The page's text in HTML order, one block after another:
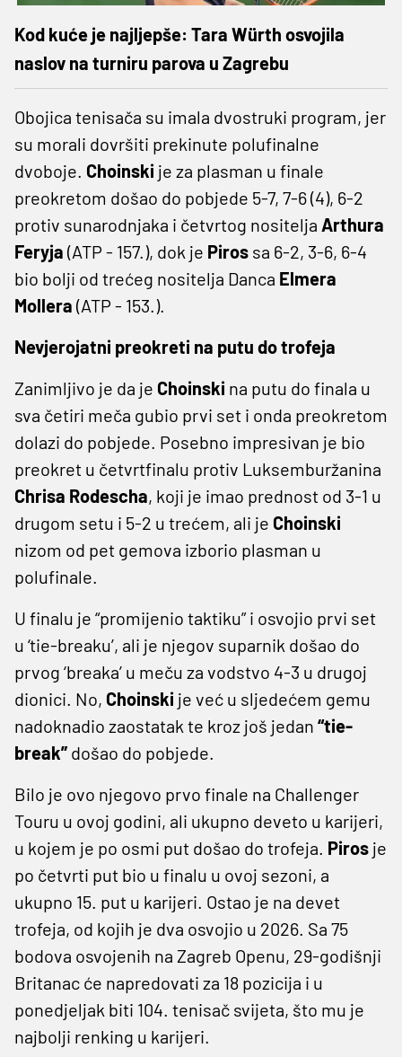
Kod kuće je najljepše: Tara Würth osvojila
naslov na turniru parova u Zagrebu
Obojica tenisača su imala dvostruki program, jer
su morali dovršiti prekinute polufinalne
dvoboje. Choinski je za plasman u finale
preokretom došao do pobjede 5-7, 7-6 (4), 6-2
protiv sunarodnjaka i četvrtog nositelja Arthura
Feryja (ATP - 157.), dok je Piros sa 6-2, 3-6, 6-4
bio bolji od trećeg nositelja Danca Elmera
Mollera (ATP - 153.).
Nevjerojatni preokreti na putu do trofeja
Zanimljivo je da je Choinski na putu do finala u
sva četiri meča gubio prvi set i onda preokretom
dolazi do pobjede. Posebno impresivan je bio
preokret u četvrtfinalu protiv Luksemburžanina
Chrisa Rodescha, koji je imao prednost od 3-1 u
drugom setu i 5-2 u trećem, ali je Choinski
nizom od pet gemova izborio plasman u
polufinale.
U finalu je “promijenio taktiku” i osvojio prvi set
u ‘tie-breaku’, ali je njegov suparnik došao do
prvog ‘breaka’ u meču za vodstvo 4-3 u drugoj
dionici. No, Choinski je već u sljedećem gemu
nadoknadio zaostatak te kroz još jedan “tie-
break” došao do pobjede.
Bilo je ovo njegovo prvo finale na Challenger
Touru u ovoj godini, ali ukupno deveto u karijeri,
u kojem je po osmi put došao do trofeja. Piros je
po četvrti put bio u finalu u ovoj sezoni, a
ukupno 15. put u karijeri. Ostao je na devet
trofeja, od kojih je dva osvojio u 2026. Sa 75
bodova osvojenih na Zagreb Openu, 29-godišnji
Britanac će napredovati za 18 pozicija i u
ponedjeljak biti 104. tenisač svijeta, što mu je
najbolji renking u karijeri.